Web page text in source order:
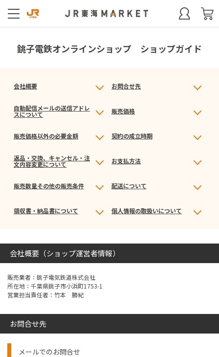
銚子電鉄オンラインショップ ショップガイド
会社概要 お問合せ先
自動配信メールの送信アドレ
スについて 販売価格
販売価格以外の必要金額 契約の成立時期
返品・交換、キャンセル・注
文内容変更について お支払方法
販売数量その他の販売条件 配送について
領収書・納品書について 個人情報の取扱いについて
会社概要（ショップ運営者情報）
販売業者：銚子電気鉄道株式会社
所在地：千葉県銚子市小浜町1753-1
営業担当責任者：竹本 勝紀
お問合せ先
メールでのお問合せ